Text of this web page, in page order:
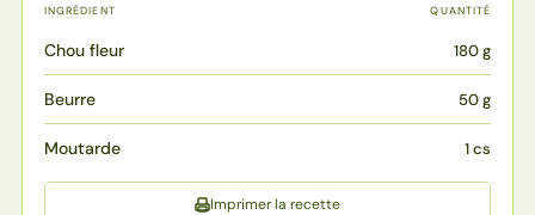
INGRÉDIENT QUANTITÉ
Chou fleur 180 g
Beurre 50 g
Moutarde 1 cs
Imprimer la recette